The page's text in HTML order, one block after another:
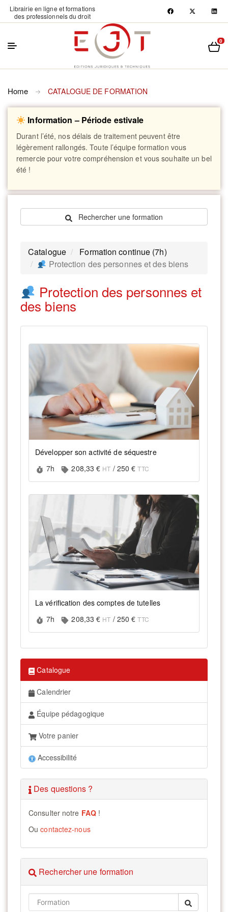
Librairie en ligne et formations
des professionnels du droit
0
Home CATALOGUE DE FORMATION
Information – Période estivale
Durant l’été, nos délais de traitement peuvent être
légèrement rallongés. Toute l’équipe formation vous
remercie pour votre compréhension et vous souhaite un bel
été !
Rechercher une formation
Catalogue
Formation continue (7h)
Protection des personnes et des biens
Protection des personnes et
des biens
Développer son activité de séquestre
Durée :
7h Prix :
208,33 € HT / 250 €TTC
La vérification des comptes de tutelles
Durée :
7h Prix :
208,33 € HT / 250 €TTC
Catalogue
Calendrier
Équipe pédagogique
Votre panier
Accessibilité
Des questions ?
Consulter notre FAQ !
Oucontactez-nous
Rechercher une formation